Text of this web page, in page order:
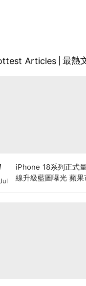
Articles 最熱
iPhone 18系列正式
線升級藍圖曝光 蘋果